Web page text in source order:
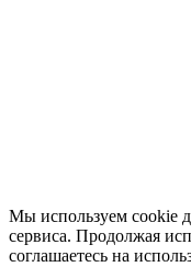
Мы используем cookie
сервиса. Продолжая
соглашаетесь на